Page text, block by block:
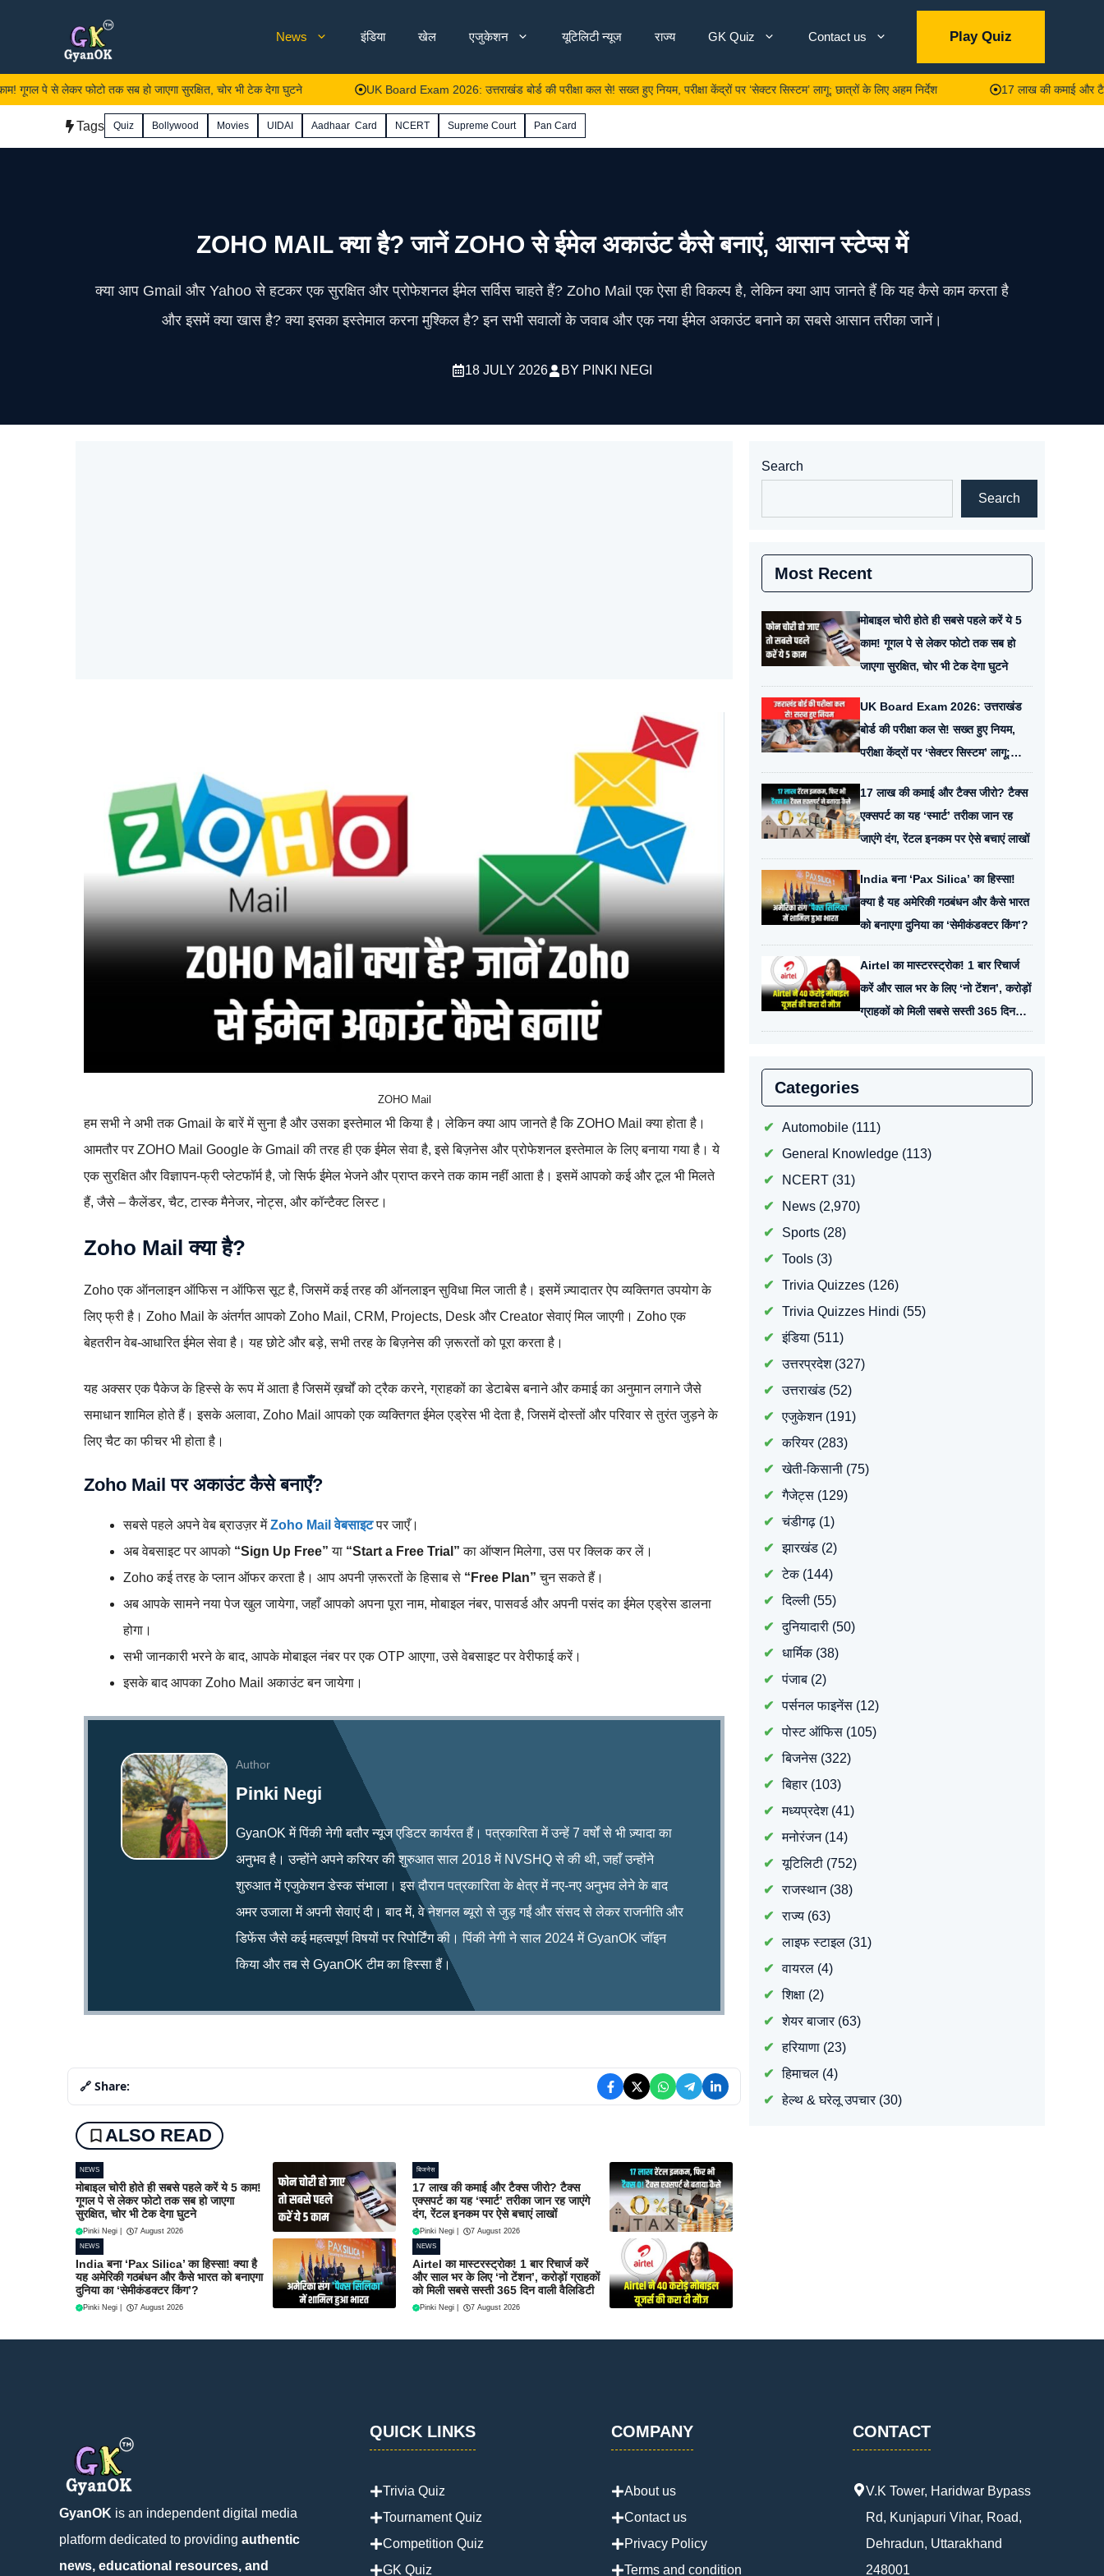
News इंडिया खेल एजुकेशन यूटिलिटी न्यूज राज्य GK Quiz Contact us Play Quiz
से लेकर फोटो तक सब हो जाएगा सुरक्षित, चोर भी टेक देगा घुटने UK Board Exam 2026: उत्तराखंड बोर्ड की परीक्षा कल से! सख्त हुए नियम, परीक्षा केंद्रों पर ‘सेक्टर सिस्टम’ लागू; छात्रों के लिए अहम निर्देश 17 लाख की कमाई और टैक्स
Tags Quiz Bollywood Movies UIDAI Aadhaar Card NCERT Supreme Court Pan Card
ZOHO MAIL क्या है? जानें ZOHO से ईमेल अकाउंट कैसे बनाएं, आसान स्टेप्स में
क्या आप Gmail और Yahoo से हटकर एक सुरक्षित और प्रोफेशनल ईमेल सर्विस चाहते हैं? Zoho Mail एक ऐसा ही विकल्प है, लेकिन क्या आप जानते हैं कि यह कैसे काम करता है
और इसमें क्या खास है? क्या इसका इस्तेमाल करना मुश्किल है? इन सभी सवालों के जवाब और एक नया ईमेल अकाउंट बनाने का सबसे आसान तरीका जानें।
18 JULY 2026 BY PINKI NEGI
ZOHO Mail
हम सभी ने अभी तक Gmail के बारें में सुना है और उसका इस्तेमाल भी किया है। लेकिन क्या आप जानते है कि ZOHO Mail क्या होता है।
आमतौर पर ZOHO Mail Google के Gmail की तरह ही एक ईमेल सेवा है, इसे बिज़नेस और प्रोफेशनल इस्तेमाल के लिए बनाया गया है। ये
एक सुरक्षित और विज्ञापन-फ्री प्लेटफॉर्म है, जो सिर्फ ईमेल भेजने और प्राप्त करने तक काम नहीं आता है। इसमें आपको कई और टूल भी मिलते
हैं, जैसे – कैलेंडर, चैट, टास्क मैनेजर, नोट्स, और कॉन्टैक्ट लिस्ट।
Zoho Mail क्या है?
Zoho एक ऑनलाइन ऑफिस न ऑफिस सूट है, जिसमें कई तरह की ऑनलाइन सुविधा मिल जाती है। इसमें ज़्यादातर ऐप व्यक्तिगत उपयोग के
लिए फ्री है। Zoho Mail के अंतर्गत आपको Zoho Mail, CRM, Projects, Desk और Creator सेवाएं मिल जाएगी। Zoho एक
बेहतरीन वेब-आधारित ईमेल सेवा है। यह छोटे और बड़े, सभी तरह के बिज़नेस की ज़रूरतों को पूरा करता है।
यह अक्सर एक पैकेज के हिस्से के रूप में आता है जिसमें ख़र्चों को ट्रैक करने, ग्राहकों का डेटाबेस बनाने और कमाई का अनुमान लगाने जैसे
समाधान शामिल होते हैं। इसके अलावा, Zoho Mail आपको एक व्यक्तिगत ईमेल एड्रेस भी देता है, जिसमें दोस्तों और परिवार से तुरंत जुड़ने के
लिए चैट का फीचर भी होता है।
Zoho Mail पर अकाउंट कैसे बनाएँ?
सबसे पहले अपने वेब ब्राउज़र में Zoho Mail वेबसाइटपर जाएँ।
अब वेबसाइट पर आपको “Sign Up Free” या “Start a Free Trial” का ऑप्शन मिलेगा, उस पर क्लिक कर लें।
Zoho कई तरह के प्लान ऑफर करता है। आप अपनी ज़रूरतों के हिसाब से “Free Plan” चुन सकते हैं।
अब आपके सामने नया पेज खुल जायेगा, जहाँ आपको अपना पूरा नाम, मोबाइल नंबर, पासवर्ड और अपनी पसंद का ईमेल एड्रेस डालना
होगा।
सभी जानकारी भरने के बाद, आपके मोबाइल नंबर पर एक OTP आएगा, उसे वेबसाइट पर वेरीफाई करें।
इसके बाद आपका Zoho Mail अकाउंट बन जायेगा।
Author
Pinki Negi
GyanOK में पिंकी नेगी बतौर न्यूज एडिटर कार्यरत हैं। पत्रकारिता में उन्हें 7 वर्षों से भी ज़्यादा का
अनुभव है। उन्होंने अपने करियर की शुरुआत साल 2018 में NVSHQ से की थी, जहाँ उन्होंने
शुरुआत में एजुकेशन डेस्क संभाला। इस दौरान पत्रकारिता के क्षेत्र में नए-नए अनुभव लेने के बाद
अमर उजाला में अपनी सेवाएं दी। बाद में, वे नेशनल ब्यूरो से जुड़ गईं और संसद से लेकर राजनीति और
डिफेंस जैसे कई महत्वपूर्ण विषयों पर रिपोर्टिंग की। पिंकी नेगी ने साल 2024 में GyanOK जॉइन
किया और तब से GyanOK टीम का हिस्सा हैं।
🔗 Share:
ALSO READ
NEWS
मोबाइल चोरी होते ही सबसे पहले करें ये 5 काम!
गूगल पे से लेकर फोटो तक सब हो जाएगा
सुरक्षित, चोर भी टेक देगा घुटने
Pinki Negi 7 August 2026
बिजनेस
17 लाख की कमाई और टैक्स जीरो? टैक्स
एक्सपर्ट का यह ‘स्मार्ट’ तरीका जान रह जाएंगे
दंग, रेंटल इनकम पर ऐसे बचाएं लाखों
Pinki Negi 7 August 2026
NEWS
India बना ‘Pax Silica’ का हिस्सा! क्या है
यह अमेरिकी गठबंधन और कैसे भारत को बनाएगा
दुनिया का ‘सेमीकंडक्टर किंग’?
Pinki Negi 7 August 2026
NEWS
Airtel का मास्टरस्ट्रोक! 1 बार रिचार्ज करें
और साल भर के लिए ‘नो टेंशन’, करोड़ों ग्राहकों
को मिली सबसे सस्ती 365 दिन वाली वैलिडिटी
Pinki Negi 7 August 2026
Search
Search
Most Recent
मोबाइल चोरी होते ही सबसे पहले करें ये 5
काम! गूगल पे से लेकर फोटो तक सब हो
जाएगा सुरक्षित, चोर भी टेक देगा घुटने
UK Board Exam 2026: उत्तराखंड
बोर्ड की परीक्षा कल से! सख्त हुए नियम,
परीक्षा केंद्रों पर ‘सेक्टर सिस्टम’ लागू;
छात्रों के लिए अहम निर्देश
17 लाख की कमाई और टैक्स जीरो? टैक्स
एक्सपर्ट का यह ‘स्मार्ट’ तरीका जान रह
जाएंगे दंग, रेंटल इनकम पर ऐसे बचाएं लाखों
India बना ‘Pax Silica’ का हिस्सा!
क्या है यह अमेरिकी गठबंधन और कैसे भारत
को बनाएगा दुनिया का ‘सेमीकंडक्टर किंग’?
Airtel का मास्टरस्ट्रोक! 1 बार रिचार्ज
करें और साल भर के लिए ‘नो टेंशन’, करोड़ों
ग्राहकों को मिली सबसे सस्ती 365 दिन
वाली वैलिडिटी
Categories
Automobile(111)
General Knowledge(113)
NCERT(31)
News(2,970)
Sports(28)
Tools(3)
Trivia Quizzes(126)
Trivia Quizzes Hindi (55)
इंडिया(511)
उत्तरप्रदेश(327)
उत्तराखंड(52)
एजुकेशन(191)
करियर(283)
खेती-किसानी(75)
गैजेट्स(129)
चंडीगढ़(1)
झारखंड(2)
टेक(144)
दिल्ली(55)
दुनियादारी(50)
धार्मिक(38)
पंजाब(2)
पर्सनल फाइनेंस(12)
पोस्ट ऑफिस(105)
बिजनेस(322)
बिहार(103)
मध्यप्रदेश(41)
मनोरंजन(14)
यूटिलिटी(752)
राजस्थान(38)
राज्य(63)
लाइफ स्टाइल(31)
वायरल(4)
शिक्षा(2)
शेयर बाजार(63)
हरियाणा(23)
हिमाचल(4)
हेल्थ & घरेलू उपचार(30)
GyanOK is an independent digital media
platform dedicated to providing authentic
news, educational resources, and
QUICK LINKS
Trivia Quiz
Tournament Quiz
Competition Quiz
GK Quiz
COMPANY
About us
Contact us
Privacy Policy
Terms and condition
CONTACT
V.K Tower, Haridwar Bypass
Rd, Kunjapuri Vihar, Road,
Dehradun, Uttarakhand
248001